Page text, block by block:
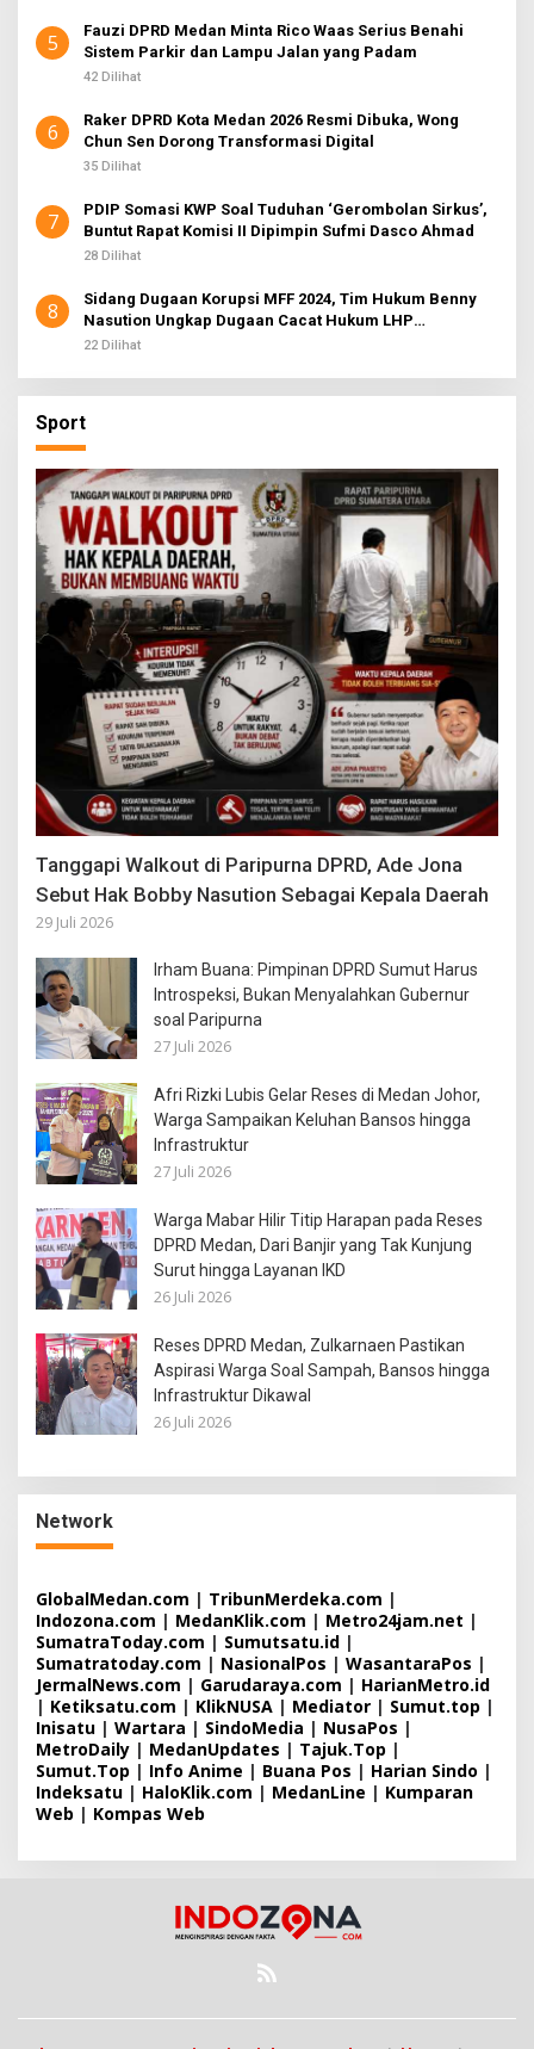
5
Fauzi DPRD Medan Minta Rico Waas Serius Benahi
Sistem Parkir dan Lampu Jalan yang Padam
42 Dilihat
6
Raker DPRD Kota Medan 2026 Resmi Dibuka, Wong
Chun Sen Dorong Transformasi Digital
35 Dilihat
7
PDIP Somasi KWP Soal Tuduhan ‘Gerombolan Sirkus’,
Buntut Rapat Komisi II Dipimpin Sufmi Dasco Ahmad
28 Dilihat
8
Sidang Dugaan Korupsi MFF 2024, Tim Hukum Benny
Nasution Ungkap Dugaan Cacat Hukum LHP
Inspektorat
22 Dilihat
Sport
Tanggapi Walkout di Paripurna DPRD, Ade Jona
Sebut Hak Bobby Nasution Sebagai Kepala Daerah
29 Juli 2026
Irham Buana: Pimpinan DPRD Sumut Harus
Introspeksi, Bukan Menyalahkan Gubernur
soal Paripurna
27 Juli 2026
Afri Rizki Lubis Gelar Reses di Medan Johor,
Warga Sampaikan Keluhan Bansos hingga
Infrastruktur
27 Juli 2026
Warga Mabar Hilir Titip Harapan pada Reses
DPRD Medan, Dari Banjir yang Tak Kunjung
Surut hingga Layanan IKD
26 Juli 2026
Reses DPRD Medan, Zulkarnaen Pastikan
Aspirasi Warga Soal Sampah, Bansos hingga
Infrastruktur Dikawal
26 Juli 2026
Network
GlobalMedan.com | TribunMerdeka.com |
Indozona.com | MedanKlik.com | Metro24jam.net |
SumatraToday.com | Sumutsatu.id |
Sumatratoday.com | NasionalPos | WasantaraPos |
JermalNews.com | Garudaraya.com | HarianMetro.id
| Ketiksatu.com | KlikNUSA | Mediator | Sumut.top |
Inisatu | Wartara | SindoMedia | NusaPos |
MetroDaily | MedanUpdates | Tajuk.Top |
Sumut.Top | Info Anime | Buana Pos | Harian Sindo |
Indeksatu | HaloKlik.com | MedanLine | Kumparan
Web | Kompas Web